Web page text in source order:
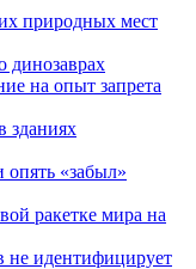
природных мест
динозаврах
на опыт запрета
зданиях
«забыл»
ракетке мира на
не идентифицирует